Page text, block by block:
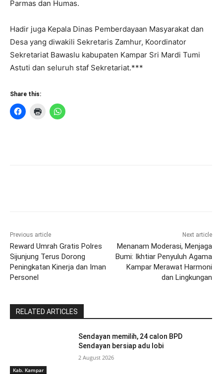
Parmas dan Humas.
Hadir juga Kepala Dinas Pemberdayaan Masyarakat dan
Desa yang diwakili Sekretaris Zamhur, Koordinator
Sekretariat Bawaslu kabupaten Kampar Sri Mardi Tumi
Astuti dan seluruh staf Sekretariat.***
Share this:
Previous article
Reward Umrah Gratis Polres
Sijunjung Terus Dorong
Peningkatan Kinerja dan Iman
Personel
Next article
Menanam Moderasi, Menjaga
Bumi: Ikhtiar Penyuluh Agama
Kampar Merawat Harmoni
dan Lingkungan
RELATED ARTICLES
Kab. Kampar
Sendayan memilih, 24 calon BPD
Sendayan bersiap adu lobi
2 August 2026